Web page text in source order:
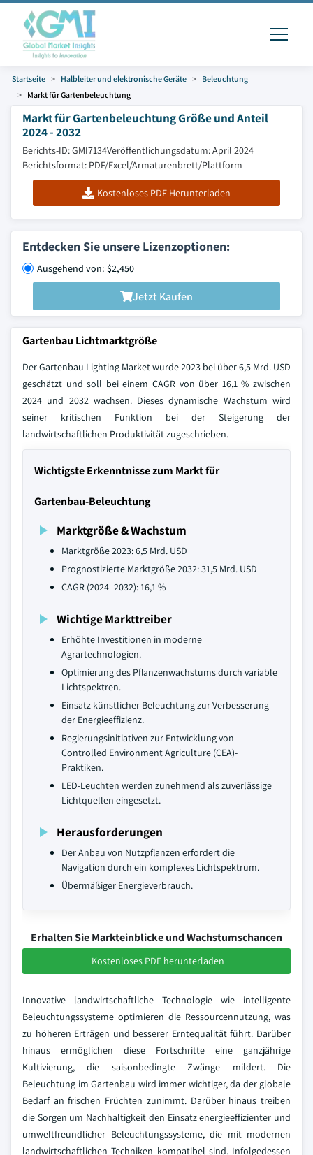
Startseite Halbleiter und elektronische Geräte
Beleuchtung
Markt für Gartenbeleuchtung
Markt für Gartenbeleuchtung Größe und Anteil
2024 - 2032
Berichts-ID: GMI7134Veröffentlichungsdatum: April 2024
Berichtsformat: PDF/Excel/Armaturenbrett/Plattform
Kostenloses PDF Herunterladen
Entdecken Sie unsere Lizenzoptionen:
Ausgehend von: $2,450
Jetzt Kaufen
Gartenbau Lichtmarktgröße
Der Gartenbau Lighting Market wurde 2023 bei über 6,5 Mrd. USD
geschätzt und soll bei einem CAGR von über 16,1 % zwischen
2024 und 2032 wachsen. Dieses dynamische Wachstum wird
seiner kritischen Funktion bei der Steigerung der
landwirtschaftlichen Produktivität zugeschrieben.
Wichtigste Erkenntnisse zum Markt für
Gartenbau-Beleuchtung
Marktgröße & Wachstum
Marktgröße 2023: 6,5 Mrd. USD
Prognostizierte Marktgröße 2032: 31,5 Mrd. USD
CAGR (2024–2032): 16,1 %
Wichtige Markttreiber
Erhöhte Investitionen in moderne
Agrartechnologien.
Optimierung des Pflanzenwachstums durch variable
Lichtspektren.
Einsatz künstlicher Beleuchtung zur Verbesserung
der Energieeffizienz.
Regierungsinitiativen zur Entwicklung von
Controlled Environment Agriculture (CEA)-
Praktiken.
LED-Leuchten werden zunehmend als zuverlässige
Lichtquellen eingesetzt.
Herausforderungen
Der Anbau von Nutzpflanzen erfordert die
Navigation durch ein komplexes Lichtspektrum.
Übermäßiger Energieverbrauch.
Erhalten Sie Markteinblicke und Wachstumschancen
Kostenloses PDF herunterladen
Innovative landwirtschaftliche Technologie wie intelligente
Beleuchtungssysteme optimieren die Ressourcennutzung, was
zu höheren Erträgen und besserer Erntequalität führt. Darüber
hinaus ermöglichen diese Fortschritte eine ganzjährige
Kultivierung, die saisonbedingte Zwänge mildert. Die
Beleuchtung im Gartenbau wird immer wichtiger, da der globale
Bedarf an frischen Früchten zunimmt. Darüber hinaus treiben
die Sorgen um Nachhaltigkeit den Einsatz energieeffizienter und
umweltfreundlicher Beleuchtungssysteme, die mit modernen
landwirtschaftlichen Techniken kompatibel sind. Infolgedessen